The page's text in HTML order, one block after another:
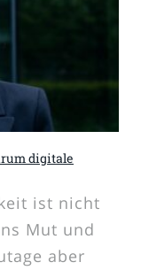
digitale
ist nicht
Mut und
aber